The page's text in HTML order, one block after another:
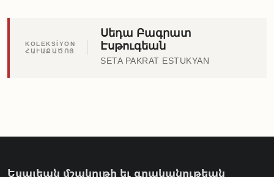
KOLEKSİYON
ՀԱՒԱՔԱԾՈՅ
Սեդա Բագրատ
Էսթուգեան
SETA PAKRAT ESTUKYAN
Եսայեան մշակոյթի եւ գրականութեան